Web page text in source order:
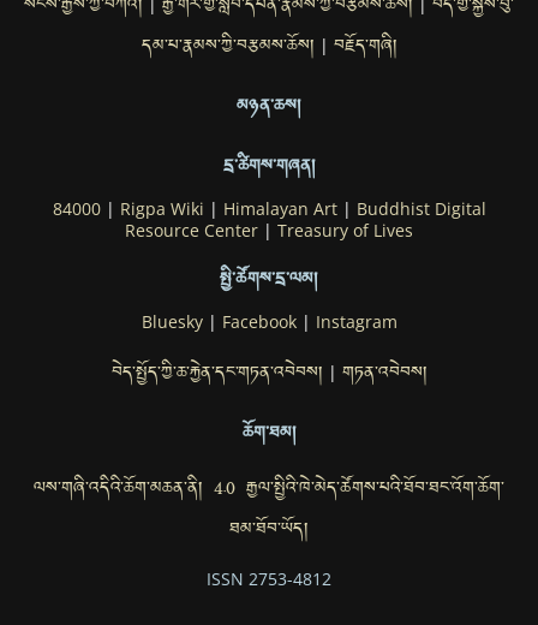
| |
དམ་པ་རྣམས་ཀྱི་བརྩམས་ཆོས། | བརྗོད་གཞི།
མཉན་ཆས།
དྲ་ཚིགས་གཞན།
84000| Rigpa Wiki | Himalayan Art| Buddhist Digital
Resource Center | Treasury of Lives
སྤྱི་ཚོགས་དྲ་ལམ།
Bluesky| Facebook| Instagram
བེད་སྤྱོད་ཀྱི་ཆ་རྐྱེན་དང་གཏན་འབེབས། | གཏན་འབེབས།
ཆོག་ཐམ།
ལས་གཞི་འདིའི་ཆོག་མཆན་ནི། 4.0 རྒྱལ་སྤྱིའི་ཁེ་མེད་ཚོགས་པའི་ཐོབ་ཐང་འོག་ཆོག་
ཐམ་ཐོབ་ཡོད།
ISSN 2753-4812